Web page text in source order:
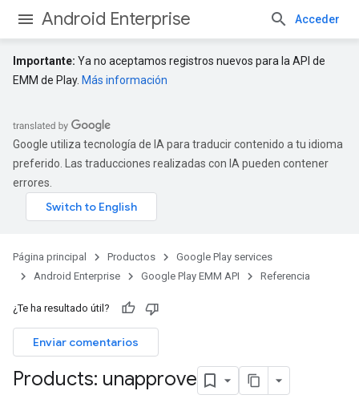
Android Enterprise Acceder
Importante: Ya no aceptamos registros nuevos para la API de
EMM de Play. Más información
Google utiliza tecnología de IA para traducir contenido a tu idioma
preferido. Las traducciones realizadas con IA pueden contener
errores.
Página principal Productos
Google Play services
Android Enterprise
Google Play EMM API Referencia
¿Te ha resultado útil?
Enviar comentarios
Products: unapprove